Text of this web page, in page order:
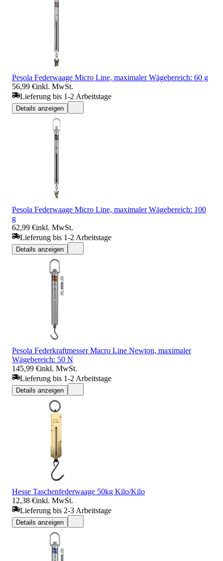
Pesola Federwaage Micro Line, maximaler Wägebereich: 60 g
56,99 €inkl. MwSt.
Lieferung bis 1-2 Arbeitstage
Details anzeigen
Pesola Federwaage Micro Line, maximaler Wägebereich: 100
g
62,99 €inkl. MwSt.
Lieferung bis 1-2 Arbeitstage
Details anzeigen
Pesola Federkraftmesser Macro Line Newton, maximaler
Wägebereich: 50 N
145,99 €inkl. MwSt.
Lieferung bis 1-2 Arbeitstage
Details anzeigen
Hesse Taschenfederwaage 50kg Kilo/Kilo
12,38 €inkl. MwSt.
Lieferung bis 2-3 Arbeitstage
Details anzeigen